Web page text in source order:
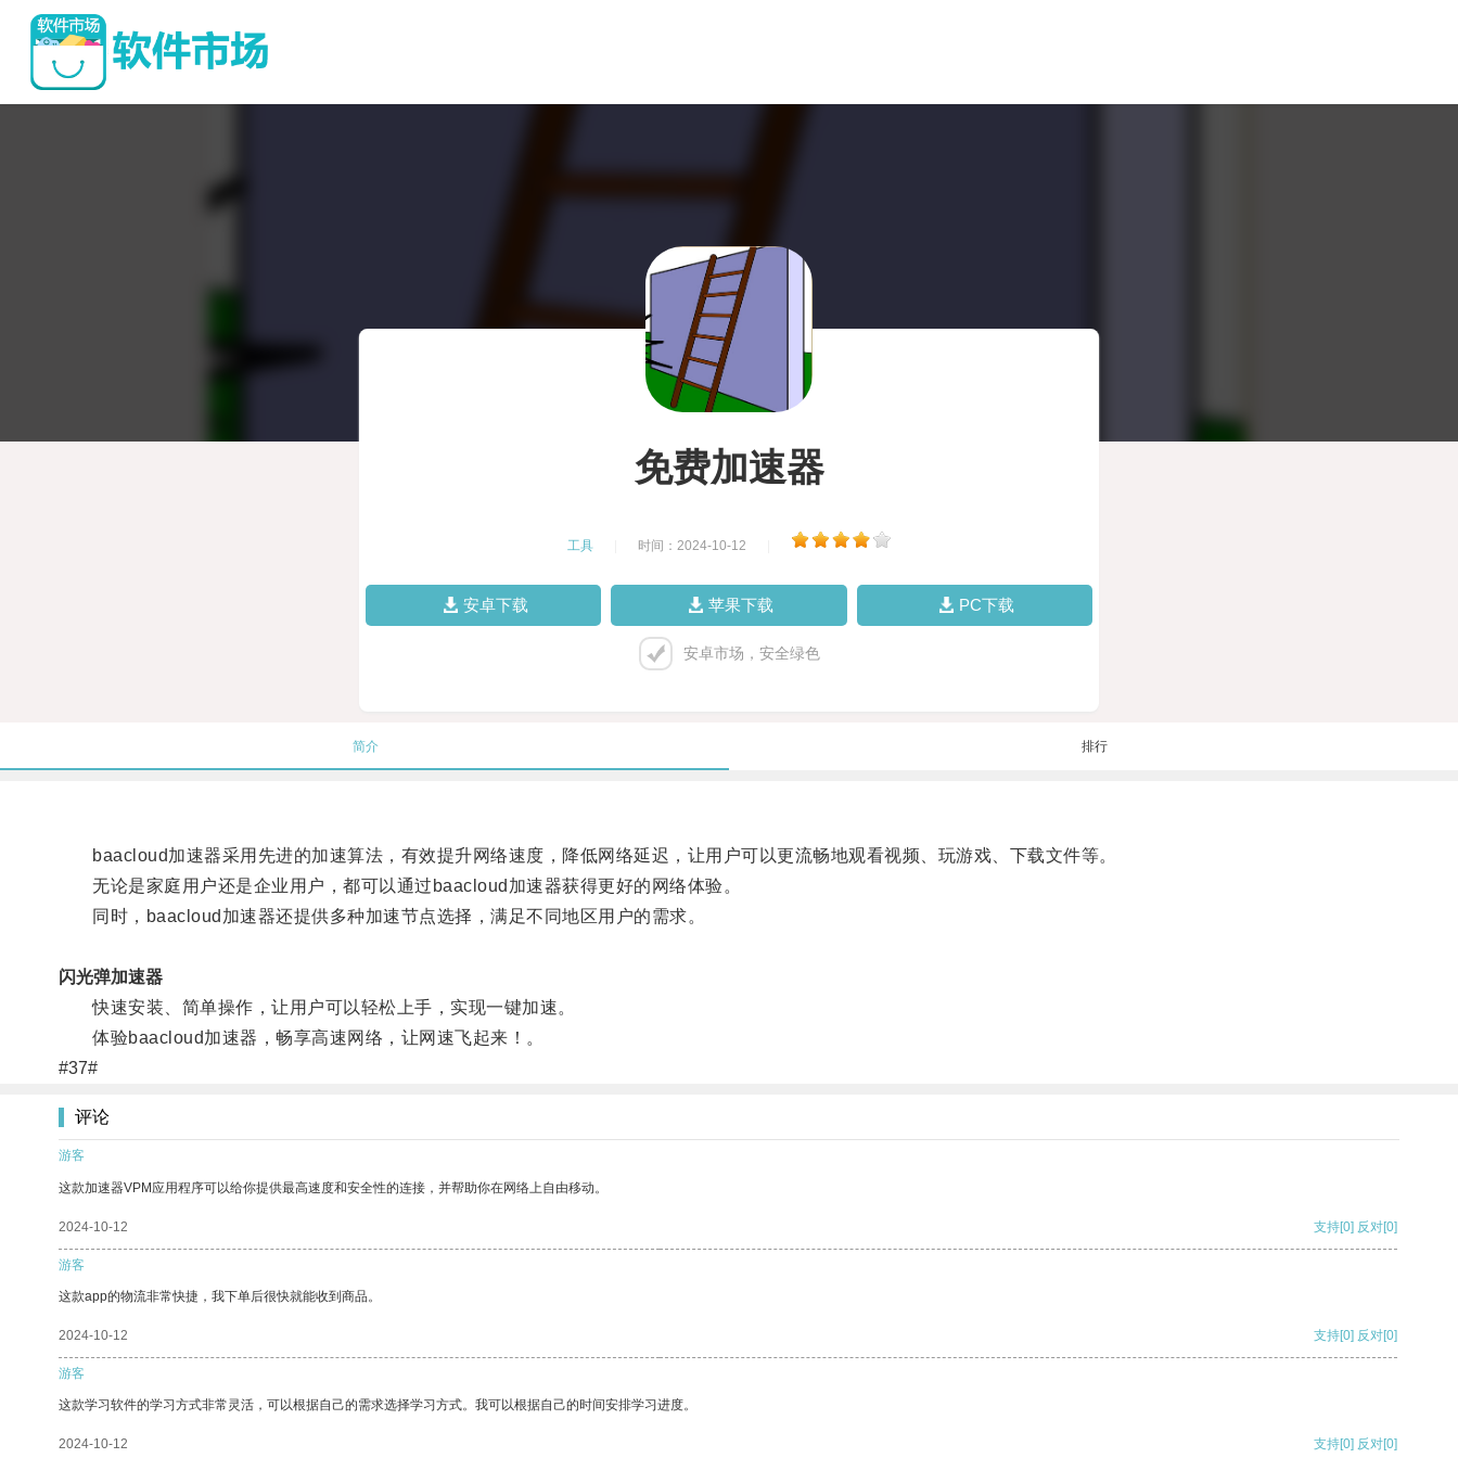
免费加速器
工具 时间：2024-10-12
安卓下载 苹果下载 PC下载
安卓市场，安全绿色
简介 排行
baacloud加速器采用先进的加速算法，有效提升网络速度，降低网络延迟，让用户可以更流畅地观看视频、玩游戏、下载文件等。
无论是家庭用户还是企业用户，都可以通过baacloud加速器获得更好的网络体验。
同时，baacloud加速器还提供多种加速节点选择，满足不同地区用户的需求。
闪光弹加速器
快速安装、简单操作，让用户可以轻松上手，实现一键加速。
体验baacloud加速器，畅享高速网络，让网速飞起来！。
#37#
评论
游客
这款加速器VPM应用程序可以给你提供最高速度和安全性的连接，并帮助你在网络上自由移动。
2024-10-12 支持[0] 反对[0]
游客
这款app的物流非常快捷，我下单后很快就能收到商品。
2024-10-12 支持[0] 反对[0]
游客
这款学习软件的学习方式非常灵活，可以根据自己的需求选择学习方式。我可以根据自己的时间安排学习进度。
2024-10-12 支持[0] 反对[0]